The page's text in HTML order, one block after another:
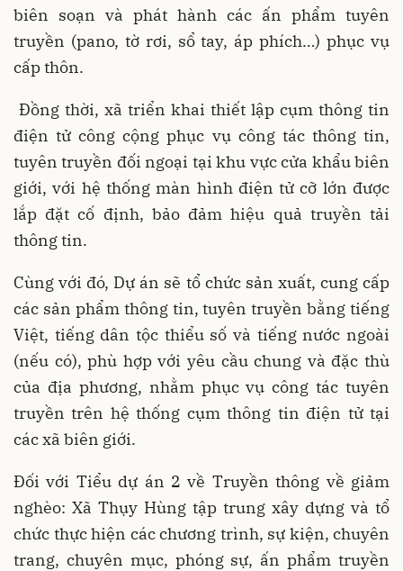
biên soạn và phát hành các ấn phẩm tuyên
truyền (pano, tờ rơi, sổ tay, áp phích…) phục vụ
cấp thôn.
Đồng thời, xã triển khai thiết lập cụm thông tin
điện tử công cộng phục vụ công tác thông tin,
tuyên truyền đối ngoại tại khu vực cửa khẩu biên
giới, với hệ thống màn hình điện tử cỡ lớn được
lắp đặt cố định, bảo đảm hiệu quả truyền tải
thông tin.
Cùng với đó, Dự án sẽ tổ chức sản xuất, cung cấp
các sản phẩm thông tin, tuyên truyền bằng tiếng
Việt, tiếng dân tộc thiểu số và tiếng nước ngoài
(nếu có), phù hợp với yêu cầu chung và đặc thù
của địa phương, nhằm phục vụ công tác tuyên
truyền trên hệ thống cụm thông tin điện tử tại
các xã biên giới.
Đối với Tiểu dự án 2 về Truyền thông về giảm
nghèo: Xã Thụy Hùng tập trung xây dựng và tổ
chức thực hiện các chương trình, sự kiện, chuyên
trang, chuyên mục, phóng sự, ấn phẩm truyền